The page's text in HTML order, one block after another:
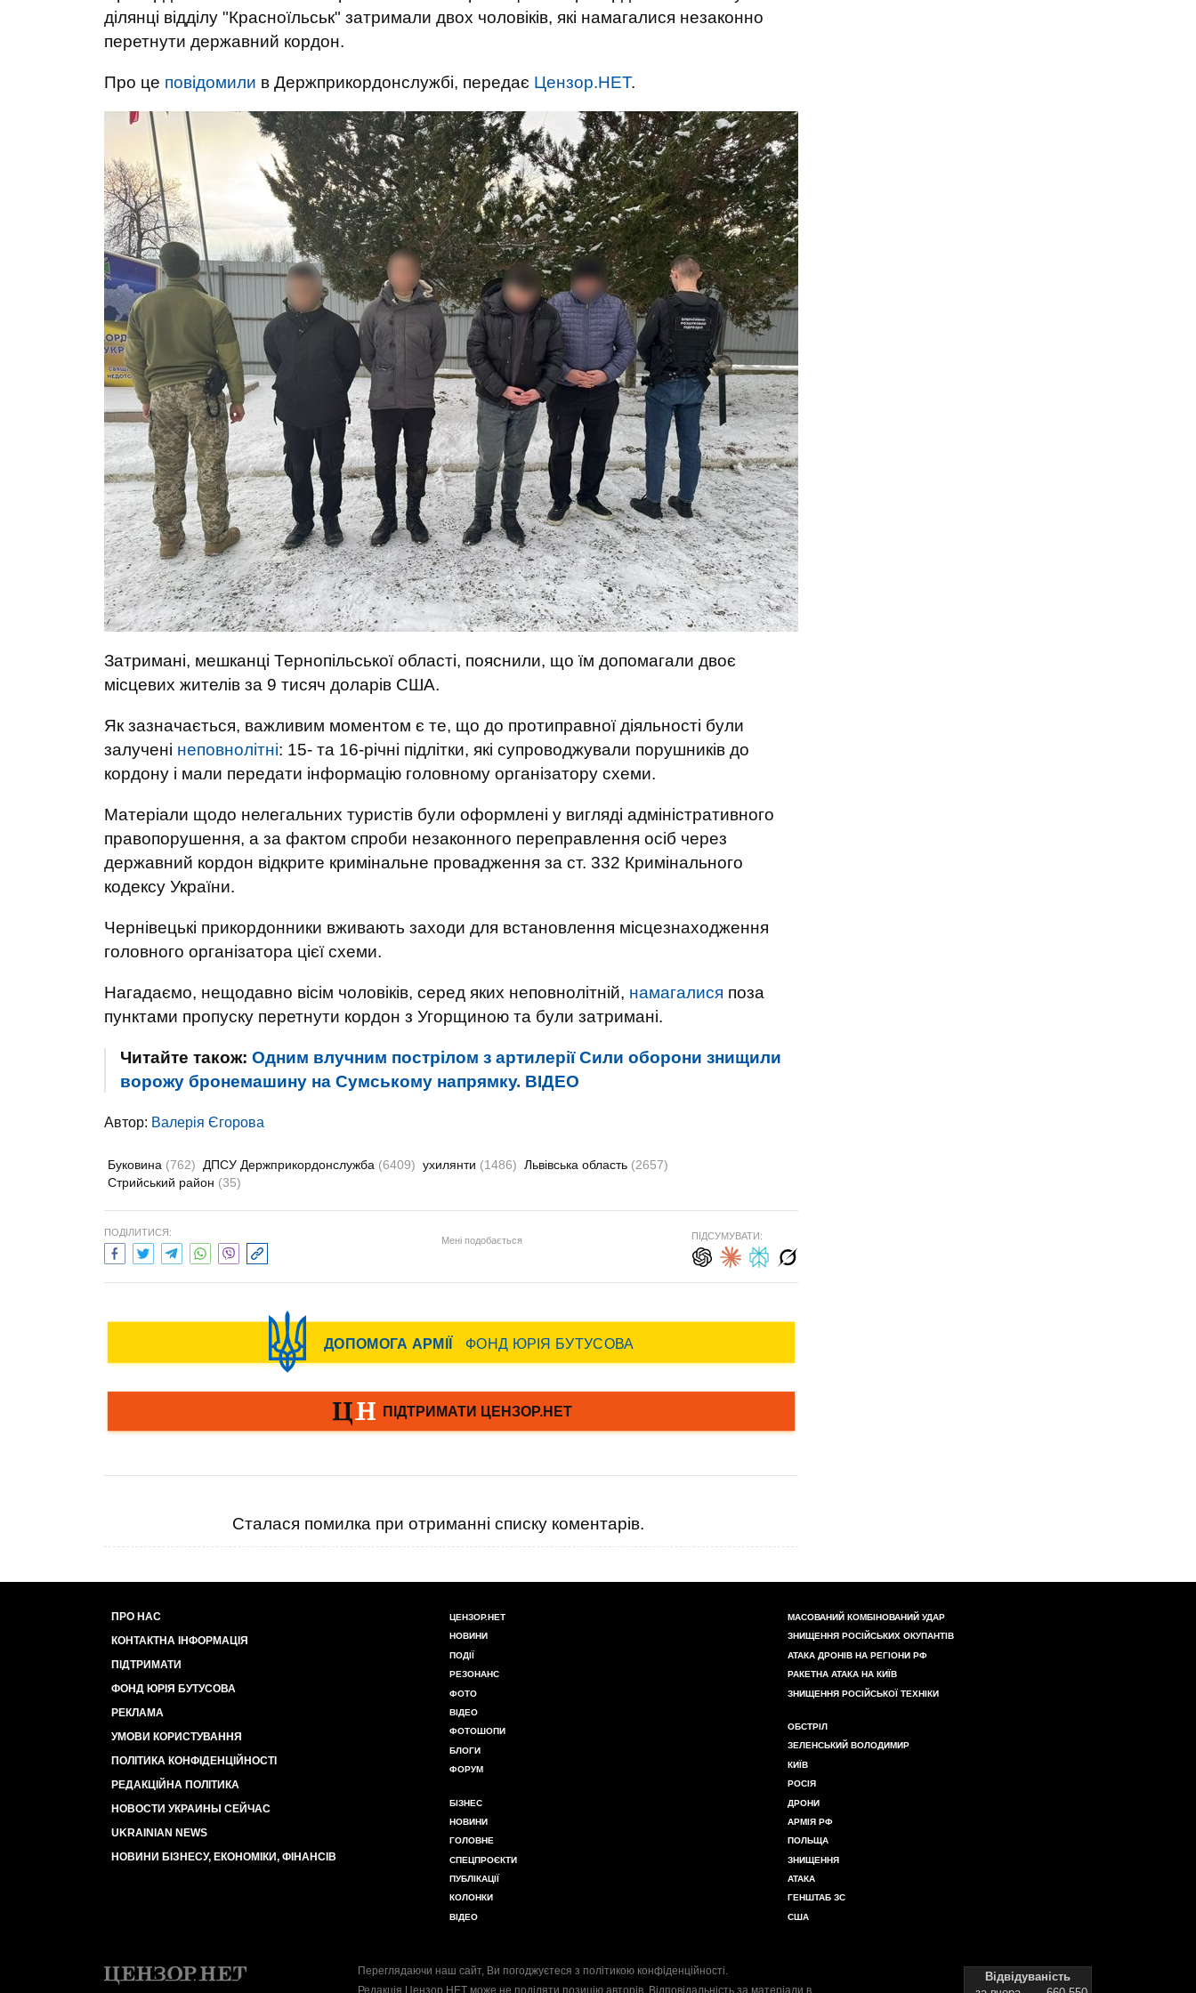
ділянці відділу "Красноїльськ" затримали двох чоловіків, які намагалися незаконно
перетнути державний кордон.
Про це повідомили в Держприкордонслужбі, передає Цензор.НЕТ.
Затримані, мешканці Тернопільської області, пояснили, що їм допомагали двоє
місцевих жителів за 9 тисяч доларів США.
Як зазначається, важливим моментом є те, що до протиправної діяльності були
залучені неповнолітні: 15- та 16-річні підлітки, які супроводжували порушників до
кордону і мали передати інформацію головному організатору схеми.
Матеріали щодо нелегальних туристів були оформлені у вигляді адміністративного
правопорушення, а за фактом спроби незаконного переправлення осіб через
державний кордон відкрите кримінальне провадження за ст. 332 Кримінального
кодексу України.
Чернівецькі прикордонники вживають заходи для встановлення місцезнаходження
головного організатора цієї схеми.
Нагадаємо, нещодавно вісім чоловіків, серед яких неповнолітній, намагалися поза
пунктами пропуску перетнути кордон з Угорщиною та були затримані.
Читайте також: Одним влучним пострілом з артилерії Сили оборони знищили
ворожу бронемашину на Сумському напрямку. ВIДЕО
Автор: Валерія Єгорова
Буковина (762) ДПСУ Держприкордонслужба (6409) ухилянти (1486) Львівська область (2657)
Стрийський район (35)
ПОДІЛИТИСЯ:
Мені подобається ПІДСУМУВАТИ:
Сталася помилка при отриманні списку коментарів.
ПРО НАС
КОНТАКТНА ІНФОРМАЦІЯ
ПІДТРИМАТИ
ФОНД ЮРІЯ БУТУСОВА
РЕКЛАМА
УМОВИ КОРИСТУВАННЯ
ПОЛІТИКА КОНФІДЕНЦІЙНОСТІ
РЕДАКЦІЙНА ПОЛІТИКА
НОВОСТИ УКРАИНЫ СЕЙЧАС
UKRAINIAN NEWS
НОВИНИ БІЗНЕСУ, ЕКОНОМІКИ, ФІНАНСІВ
ЦЕНЗОР.НЕТ
НОВИНИ
ПОДІЇ
РЕЗОНАНС
ФОТО
ВІДЕО
ФОТОШОПИ
БЛОГИ
ФОРУМ
БІЗНЕС
НОВИНИ
ГОЛОВНЕ
СПЕЦПРОЄКТИ
ПУБЛІКАЦІЇ
КОЛОНКИ
ВІДЕО
МАСОВАНИЙ КОМБІНОВАНИЙ УДАР
ЗНИЩЕННЯ РОСІЙСЬКИХ ОКУПАНТІВ
АТАКА ДРОНІВ НА РЕГІОНИ РФ
РАКЕТНА АТАКА НА КИЇВ
ЗНИЩЕННЯ РОСІЙСЬКОЇ ТЕХНІКИ
ОБСТРІЛ
ЗЕЛЕНСЬКИЙ ВОЛОДИМИР
КИЇВ
РОСІЯ
ДРОНИ
АРМІЯ РФ
ПОЛЬЩА
ЗНИЩЕННЯ
АТАКА
ГЕНШТАБ ЗС
США
Переглядаючи наш сайт, Ви погоджуєтеся з політикою конфіденційності.
Відвідуваність